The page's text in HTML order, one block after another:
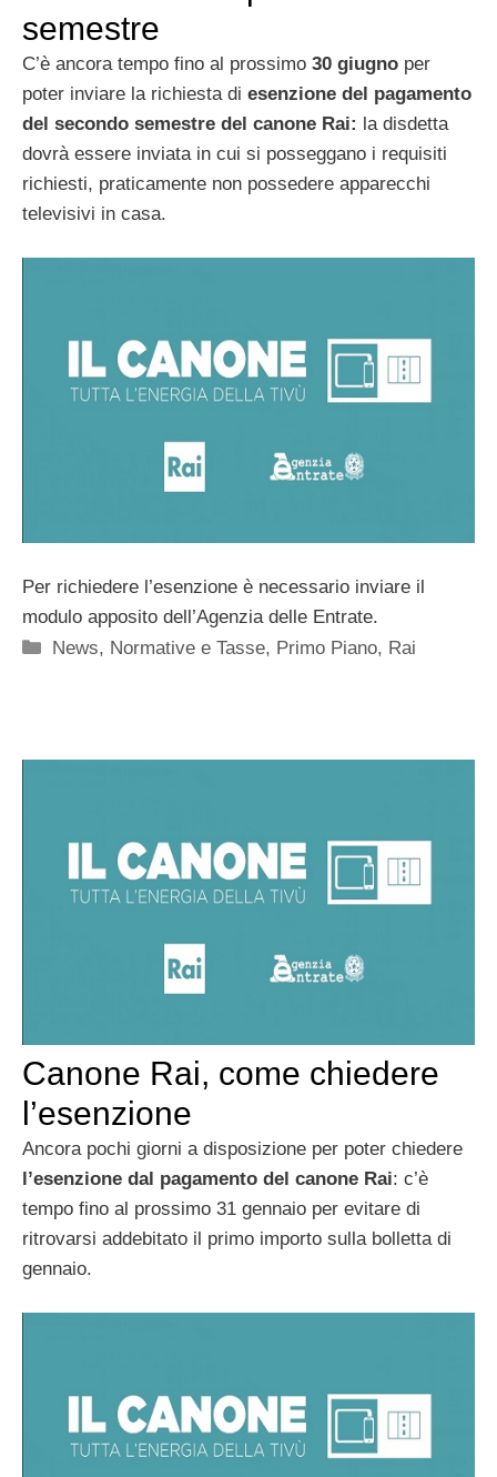
semestre
C’è ancora tempo fino al prossimo 30 giugno per
poter inviare la richiesta di esenzione del pagamento
del secondo semestre del canone Rai: la disdetta
dovrà essere inviata in cui si posseggano i requisiti
richiesti, praticamente non possedere apparecchi
televisivi in casa.
Per richiedere l’esenzione è necessario inviare il
modulo apposito dell’Agenzia delle Entrate.
Categorie
News, Normative e Tasse, Primo Piano, Rai
Canone Rai, come chiedere
l’esenzione
Ancora pochi giorni a disposizione per poter chiedere
l’esenzione dal pagamento del canone Rai: c’è
tempo fino al prossimo 31 gennaio per evitare di
ritrovarsi addebitato il primo importo sulla bolletta di
gennaio.